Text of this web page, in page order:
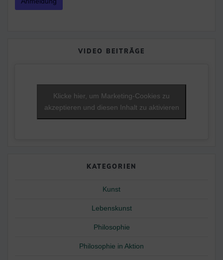
VIDEO BEITRÄGE
Klicke hier, um Marketing-Cookies zu
akzeptieren und diesen Inhalt zu aktivieren
KATEGORIEN
Kunst
Lebenskunst
Philosophie
Philosophie in Aktion